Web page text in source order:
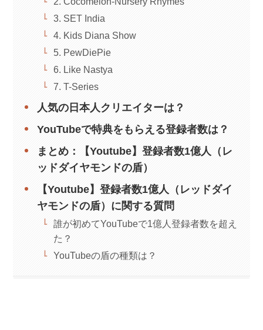
3. SET India
4. Kids Diana Show
5. PewDiePie
6. Like Nastya
7. T-Series
人気の日本人クリエイターは？
YouTubeで特典をもらえる登録者数は？
まとめ：【Youtube】登録者数1億人（レ
ッドダイヤモンドの盾）
【Youtube】登録者数1億人（レッドダイ
ヤモンドの盾）に関する質問
誰が初めてYouTubeで1億人登録者数を超え
た？
YouTubeの盾の種類は？